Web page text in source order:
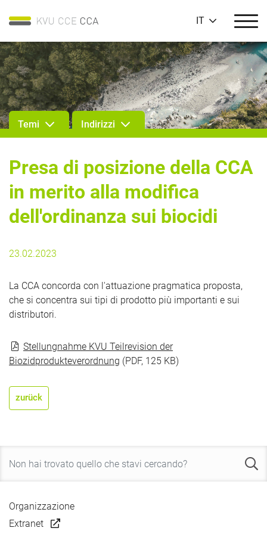
IT
Temi Indirizzi
Presa di posizione della CCA
in merito alla modifica
dell'ordinanza sui biocidi
23.02.2023
La CCA concorda con l'attuazione pragmatica proposta,
che si concentra sui tipi di prodotto più importanti e sui
distributori.
Stellungnahme KVU Teilrevision der
Biozidprodukteverordnung (PDF, 125 KB)
zurück
Organizzazione
Extranet